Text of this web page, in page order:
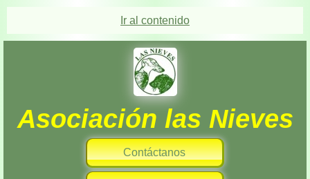
Ir al contenido
Asociación las Nieves
Contáctanos